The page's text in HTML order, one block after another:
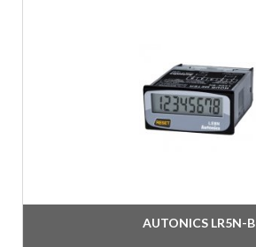
AUTONICS LR5N-B